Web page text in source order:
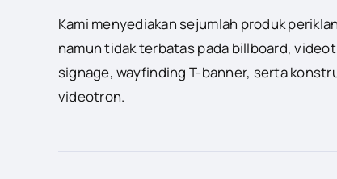
Kami menyediakan sejumlah produk
namun tidak terbatas pada billboard,
signage, wayfinding T-banner, serta
videotron.